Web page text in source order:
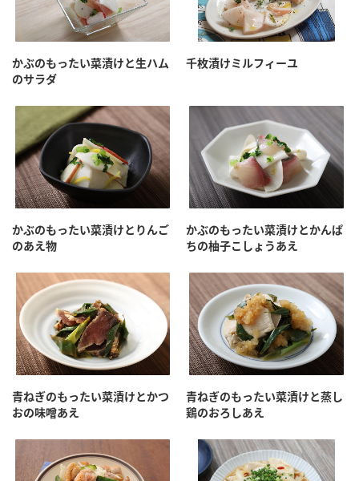
かぶのもったい菜漬けと生ハム
のサラダ
千枚漬けミルフィーユ
かぶのもったい菜漬けとりんご
のあえ物
かぶのもったい菜漬けとかんぱ
ちの柚子こしょうあえ
青ねぎのもったい菜漬けとかつ
おの味噌あえ
青ねぎのもったい菜漬けと蒸し
鶏のおろしあえ